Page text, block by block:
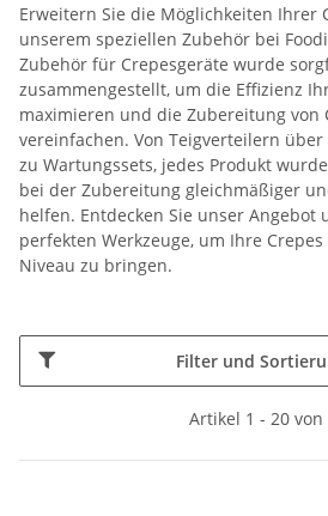
Erweitern Sie die Möglichkeiten Ihrer
unserem speziellen Zubehör bei
Zubehör für Crepesgeräte wurde
zusammengestellt, um die Effizienz
maximieren und die Zubereitung von
vereinfachen. Von Teigverteilern
zu Wartungssets, jedes Produkt
bei der Zubereitung gleichmäßiger
helfen. Entdecken Sie unser Angebot
perfekten Werkzeuge, um Ihre
Niveau zu bringen.
Filter und
Artikel 1 - 20 von